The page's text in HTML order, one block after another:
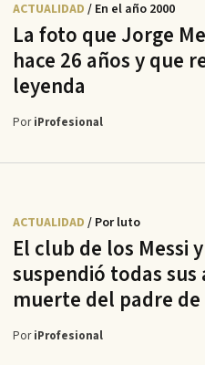
La foto que Jorge
hace 26 años y que
leyenda
ACTUALIDAD / En el año 2000
PoriProfesional
El club de los Messi
suspendió todas
muerte del padre
ACTUALIDAD / Por luto
PoriProfesional